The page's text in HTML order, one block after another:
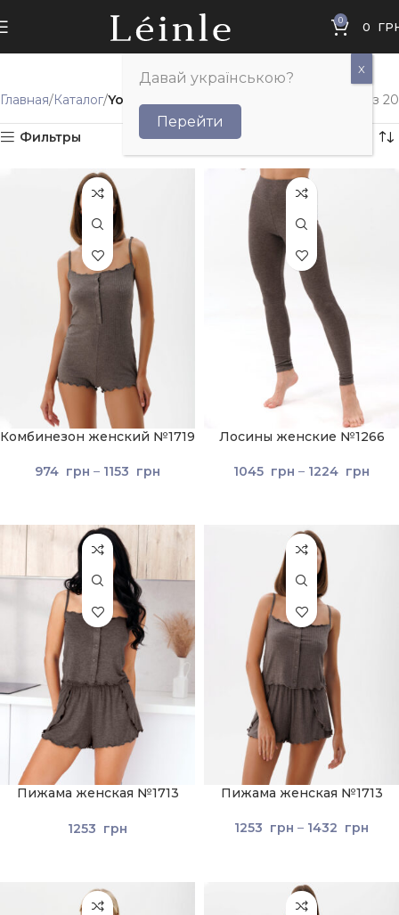
0 0
Главная Каталог Yoga Отображение 1–12 из 20
Фильтры
Комбинезон женский №1719
974 грн – 1153 грн
Лосины женские №1266
1045 грн – 1224 грн
Пижама женская №1713
1253 грн
Пижама женская №1713
1253 грн – 1432 грн
Давай українською?
Перейти